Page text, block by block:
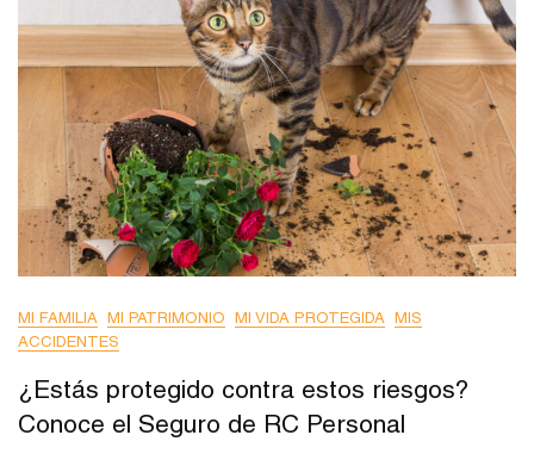
MI FAMILIA MI PATRIMONIO MI VIDA PROTEGIDA MIS
ACCIDENTES
¿Estás protegido contra estos riesgos?
Conoce el Seguro de RC Personal